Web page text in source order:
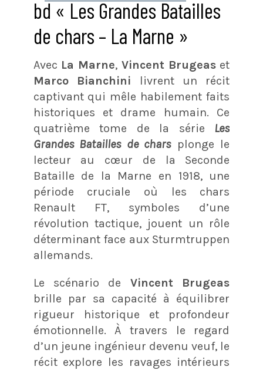
bd « Les Grandes Batailles
de chars – La Marne »
Avec La Marne, Vincent Brugeaset
Marco Bianchini
livrent un récit
captivant qui mêle habilement faits
historiques et drame humain. Ce
quatrième tome de la série Les
Grandes Batailles de charsplonge le
lecteur au cœur de la Seconde
Bataille de la Marne en 1918, une
période cruciale où les chars
Renault FT, symboles d’une
révolution tactique, jouent un rôle
déterminant face aux Sturmtruppen
allemands.
Le scénario de Vincent Brugeas
brille par sa capacité à équilibrer
rigueur historique et profondeur
émotionnelle. À travers le regard
d’un jeune ingénieur devenu veuf, le
récit explore les ravages intérieurs